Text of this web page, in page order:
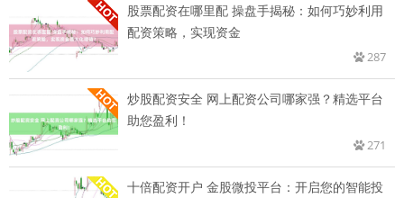
股票配资在哪里配 操盘手揭秘：如何巧妙利用
配资策略，实现资金
287
炒股配资安全 网上配资公司哪家强？精选平台
助您盈利！
271
十倍配资开户 金股微投平台：开启您的智能投